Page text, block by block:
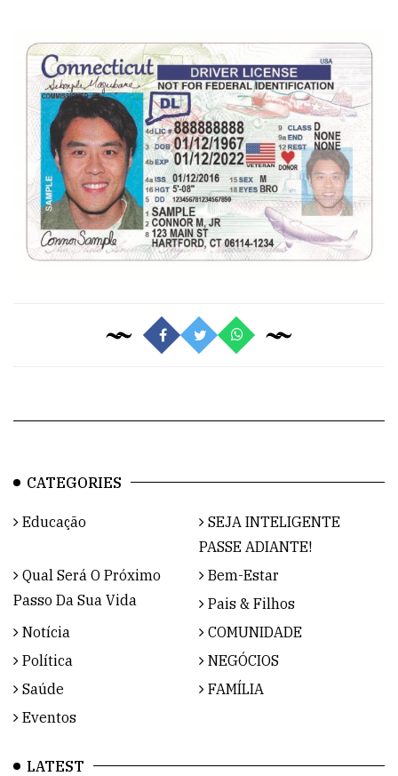
CATEGORIES
Educação
SEJA INTELIGENTE
PASSE ADIANTE!
Qual Será O Próximo
Passo Da Sua Vida
Bem-Estar
Pais & Filhos
Notícia
COMUNIDADE
Política
NEGÓCIOS
Saúde
FAMÍLIA
Eventos
LATEST